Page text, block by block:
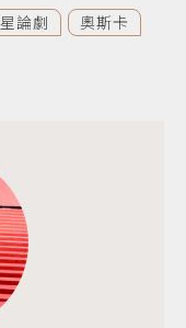
論劇
奧斯卡